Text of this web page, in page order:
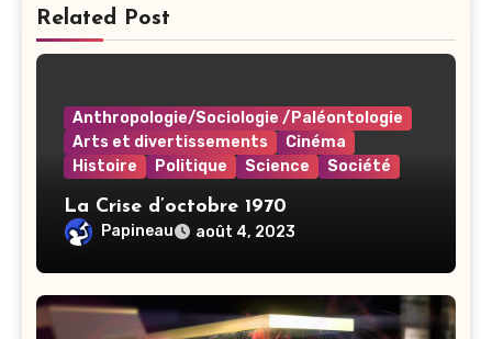
Related Post
Anthropologie/Sociologie /Paléontologie
Arts et divertissements
Cinéma
Histoire
Politique Science Société
La Crise d’octobre 1970
Papineau août 4, 2023